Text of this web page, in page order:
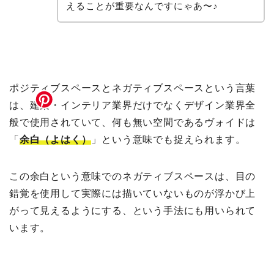
えることが重要なんですにゃあ〜♪
ポジティブスペースとネガティブスペースという言葉
は、建築・インテリア業界だけでなくデザイン業界全
般で使用されていて、何も無い空間であるヴォイドは
「 余白（よはく） 」という意味でも捉えられます。
この余白という意味でのネガティブスペースは、目の
錯覚を使用して実際には描いていないものが浮かび上
がって見えるようにする、という手法にも用いられて
います。